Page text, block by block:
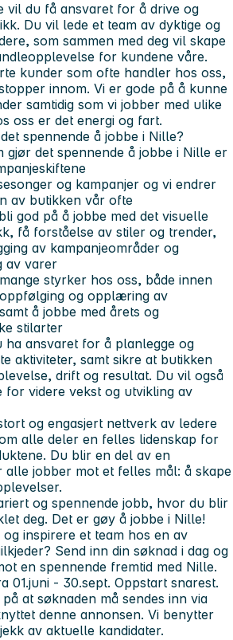
vil du få ansvaret for å drive og
. Du vil lede et team av dyktige og
som sammen med deg vil skape
for kundene våre.
kunder som ofte handler hos oss,
innom. Vi er gode på å kunne
samtidig som vi jobber med ulike
oss er det energi og fart.
spennende å jobbe i Nille?
gjør det spennende å jobbe i Nille er
og kampanjer og vi endrer
av butikken vår ofte
god på å jobbe med det visuelle
få forståelse av stiler og trender,
av kampanjeområder og
av varer
styrker hos oss, både innen
og opplæring av
å jobbe med årets og
stilarter
ha ansvaret for å planlegge og
aktiviteter, samt sikre at butikken
drift og resultat. Du vil også
videre vekst og utvikling av
og engasjert nettverk av ledere
alle deler en felles lidenskap for
Du blir en del av en
alle jobber mot et felles mål: å skape
og spennende jobb, hvor du blir
deg. Det er gøy å jobbe i Nille!
inspirere et team hos en av
Send inn din søknad i dag og
en spennende fremtid med Nille.
01.juni - 30.sept. Oppstart snarest.
at søknaden må sendes inn via
denne annonsen. Vi benytter
av aktuelle kandidater.